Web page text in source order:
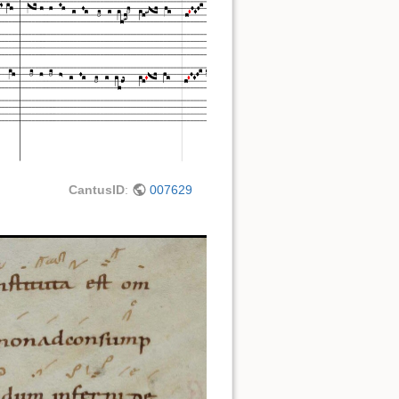
CantusID: 007629